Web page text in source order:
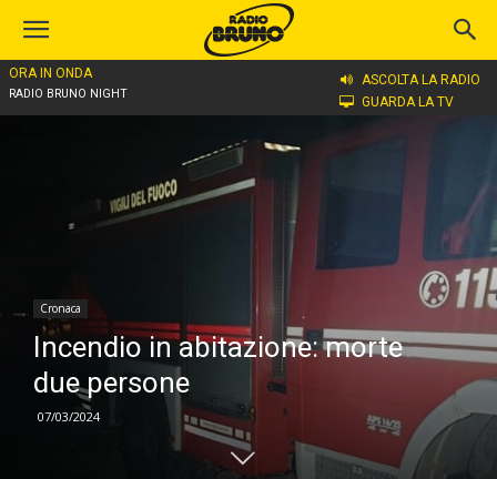
ORA IN ONDA
RADIO BRUNO NIGHT
ASCOLTA LA RADIO
GUARDA LA TV
Home
Cronaca
Incendio in abitazione: morte
due persone
07/03/2024